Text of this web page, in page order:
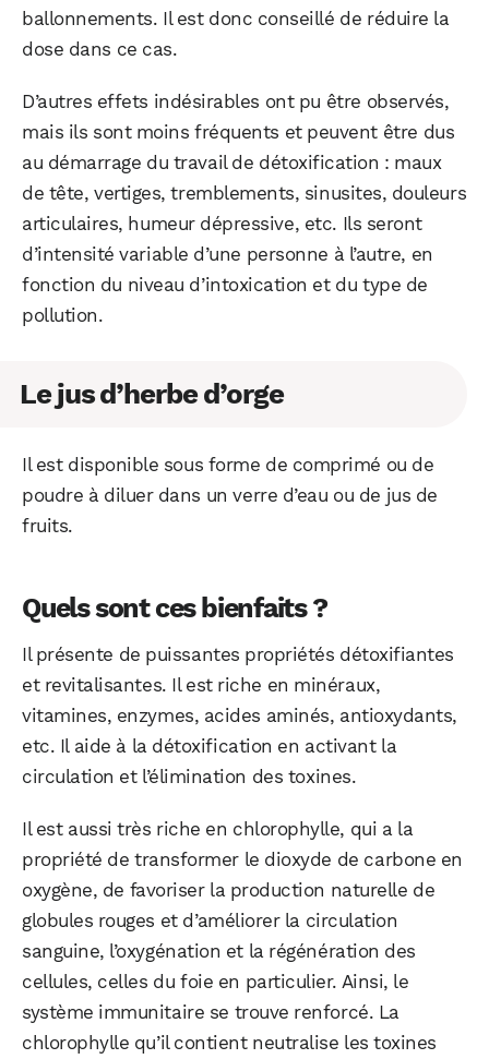
ballonnements. Il est donc conseillé de réduire la
dose dans ce cas.
D’autres effets indésirables ont pu être observés,
mais ils sont moins fréquents et peuvent être dus
au démarrage du travail de détoxification : maux
de tête, vertiges, tremblements, sinusites, douleurs
articulaires, humeur dépressive, etc. Ils seront
d’intensité variable d’une personne à l’autre, en
fonction du niveau d’intoxication et du type de
pollution.
Le jus d’herbe d’orge
Il est disponible sous forme de comprimé ou de
poudre à diluer dans un verre d’eau ou de jus de
fruits.
Quels sont ces bienfaits ?
Il présente de puissantes propriétés détoxifiantes
et revitalisantes. Il est riche en minéraux,
vitamines, enzymes, acides aminés, antioxydants,
etc. Il aide à la détoxification en activant la
circulation et l’élimination des toxines.
Il est aussi très riche en chlorophylle, qui a la
propriété de transformer le dioxyde de carbone en
oxygène, de favoriser la production naturelle de
globules rouges et d’améliorer la circulation
sanguine, l’oxygénation et la régénération des
cellules, celles du foie en particulier. Ainsi, le
système immunitaire se trouve renforcé. La
chlorophylle qu’il contient neutralise les toxines